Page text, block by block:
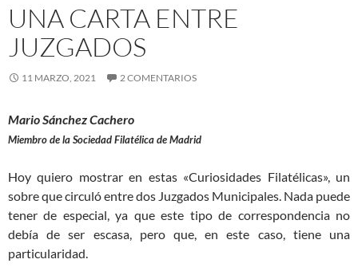
UNA CARTA ENTRE
JUZGADOS
11 MARZO, 2021 2 COMENTARIOS
Mario Sánchez Cachero
Miembro de la Sociedad Filatélica de Madrid
Hoy quiero mostrar en estas «Curiosidades Filatélicas», un
sobre que circuló entre dos Juzgados Municipales. Nada puede
tener de especial, ya que este tipo de correspondencia no
debía de ser escasa, pero que, en este caso, tiene una
particularidad.